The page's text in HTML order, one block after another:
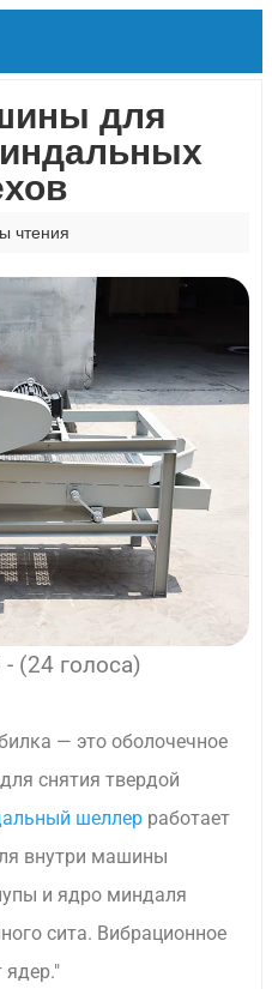
для
чтения
(24 голоса)
— это оболочечное
снятия твердой
шеллер работает
внутри машины
и ядро миндаля
сита. Вибрационное
ядер."